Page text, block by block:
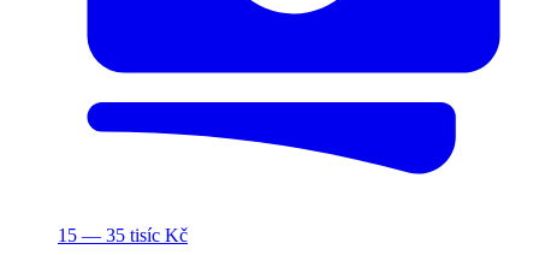
15 — 35 tisíc Kč